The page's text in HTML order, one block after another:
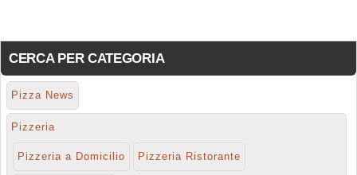
CERCA PER CATEGORIA
Pizza News
Pizzeria
Pizzeria a Domicilio Pizzeria Ristorante